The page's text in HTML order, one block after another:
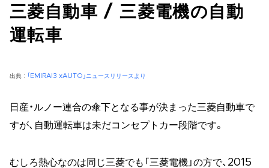
三菱自動車 / 三菱電機の自動
運転車
出典 : 「EMIRAI3 xAUTO」ニュースリリースより
日産・ルノー連合の傘下となる事が決まった三菱自動車で
すが、自動運転車は未だコンセプトカー段階です。
むしろ熱心なのは同じ三菱でも「三菱電機」の方で、2015